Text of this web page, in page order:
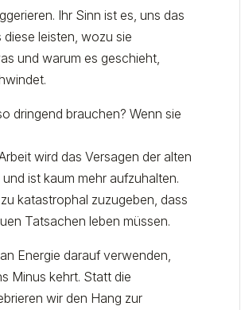
Ihr Sinn ist es, uns das
leisten, wozu sie
und warum es geschieht,
dringend brauchen? Wenn sie
wird das Versagen der alten
ist kaum mehr aufzuhalten.
katastrophal zuzugeben, dass
Tatsachen leben müssen.
Energie darauf verwenden,
Minus kehrt. Statt die
wir den Hang zur